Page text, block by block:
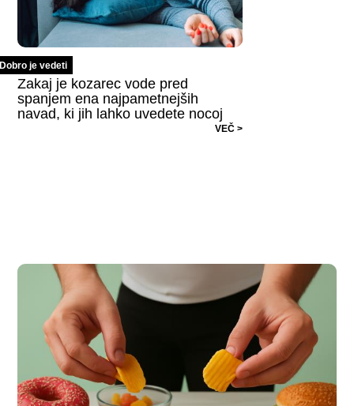
Dobro je vedeti
Zakaj je kozarec vode pred
spanjem ena najpametnejših
navad, ki jih lahko uvedete nocoj
VEČ >